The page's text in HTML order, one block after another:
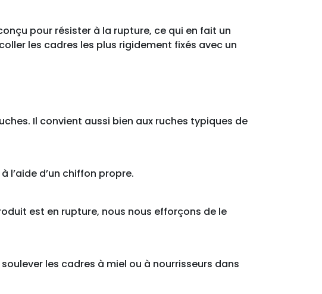
pour résister à la rupture, ce qui en fait un
les cadres les plus rigidement fixés avec un
Il convient aussi bien aux ruches typiques de
l’aide d’un chiffon propre.
est en rupture, nous nous efforçons de le
les cadres à miel ou à nourrisseurs dans